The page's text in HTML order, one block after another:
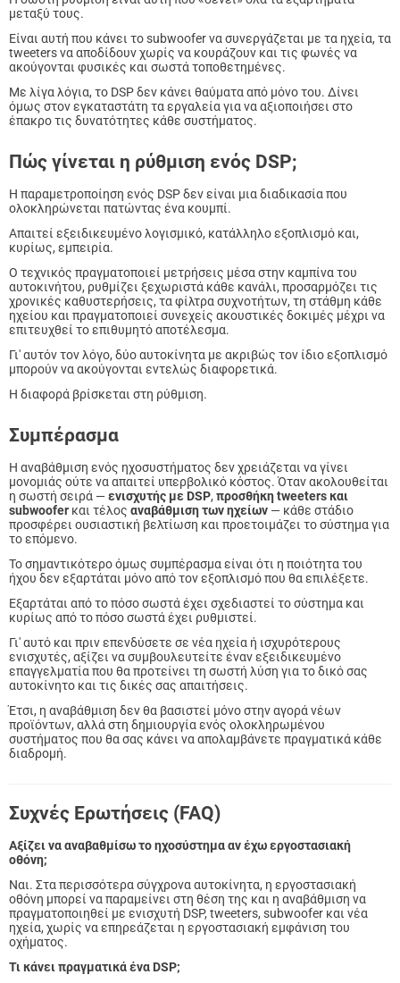
μεταξύ τους.
Είναι αυτή που κάνει το subwoofer να συνεργάζεται με τα ηχεία, τα
tweeters να αποδίδουν χωρίς να κουράζουν και τις φωνές να
ακούγονται φυσικές και σωστά τοποθετημένες.
Με λίγα λόγια, το DSP δεν κάνει θαύματα από μόνο του. Δίνει
όμως στον εγκαταστάτη τα εργαλεία για να αξιοποιήσει στο
έπακρο τις δυνατότητες κάθε συστήματος.
Πώς γίνεται η ρύθμιση ενός DSP;
Η παραμετροποίηση ενός DSP δεν είναι μια διαδικασία που
ολοκληρώνεται πατώντας ένα κουμπί.
Απαιτεί εξειδικευμένο λογισμικό, κατάλληλο εξοπλισμό και,
κυρίως, εμπειρία.
Ο τεχνικός πραγματοποιεί μετρήσεις μέσα στην καμπίνα του
αυτοκινήτου, ρυθμίζει ξεχωριστά κάθε κανάλι, προσαρμόζει τις
χρονικές καθυστερήσεις, τα φίλτρα συχνοτήτων, τη στάθμη κάθε
ηχείου και πραγματοποιεί συνεχείς ακουστικές δοκιμές μέχρι να
επιτευχθεί το επιθυμητό αποτέλεσμα.
Γι' αυτόν τον λόγο, δύο αυτοκίνητα με ακριβώς τον ίδιο εξοπλισμό
μπορούν να ακούγονται εντελώς διαφορετικά.
Η διαφορά βρίσκεται στη ρύθμιση.
Συμπέρασμα
Η αναβάθμιση ενός ηχοσυστήματος δεν χρειάζεται να γίνει
μονομιάς ούτε να απαιτεί υπερβολικό κόστος. Όταν ακολουθείται
η σωστή σειρά —ενισχυτής με DSP, προσθήκη tweeters και
subwoofer και τέλος αναβάθμιση των ηχείων — κάθε στάδιο
προσφέρει ουσιαστική βελτίωση και προετοιμάζει το σύστημα για
το επόμενο.
Το σημαντικότερο όμως συμπέρασμα είναι ότι η ποιότητα του
ήχου δεν εξαρτάται μόνο από τον εξοπλισμό που θα επιλέξετε.
Εξαρτάται από το πόσο σωστά έχει σχεδιαστεί το σύστημα και
κυρίως από το πόσο σωστά έχει ρυθμιστεί.
Γι' αυτό και πριν επενδύσετε σε νέα ηχεία ή ισχυρότερους
ενισχυτές, αξίζει να συμβουλευτείτε έναν εξειδικευμένο
επαγγελματία που θα προτείνει τη σωστή λύση για το δικό σας
αυτοκίνητο και τις δικές σας απαιτήσεις.
Έτσι, η αναβάθμιση δεν θα βασιστεί μόνο στην αγορά νέων
προϊόντων, αλλά στη δημιουργία ενός ολοκληρωμένου
συστήματος που θα σας κάνει να απολαμβάνετε πραγματικά κάθε
διαδρομή.
Συχνές Ερωτήσεις (FAQ)
Αξίζει να αναβαθμίσω το ηχοσύστημα αν έχω εργοστασιακή
οθόνη;
Ναι. Στα περισσότερα σύγχρονα αυτοκίνητα, η εργοστασιακή
οθόνη μπορεί να παραμείνει στη θέση της και η αναβάθμιση να
πραγματοποιηθεί με ενισχυτή DSP, tweeters, subwoofer και νέα
ηχεία, χωρίς να επηρεάζεται η εργοστασιακή εμφάνιση του
οχήματος.
Τι κάνει πραγματικά ένα DSP;